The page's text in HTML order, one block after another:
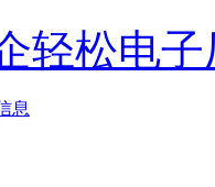
轻松电子
息